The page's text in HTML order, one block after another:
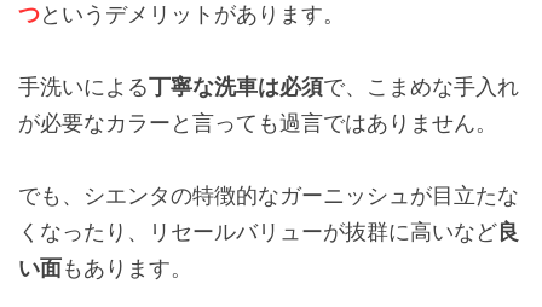
つというデメリットがあります。
手洗いによる丁寧な洗車は必須で、こまめな手入れ
が必要なカラーと言っても過言ではありません。
でも、シエンタの特徴的なガーニッシュが目立たな
くなったり、リセールバリューが抜群に高いなど良
い面もあります。